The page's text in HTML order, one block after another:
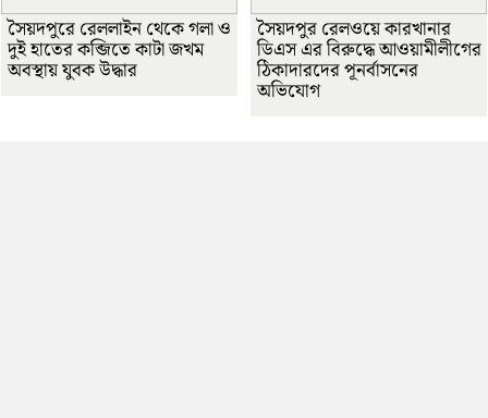
সৈয়দপুরে রেললাইন থেকে গলা ও
দুই হাতের কব্জিতে কাটা জখম
অবস্থায় যুবক উদ্ধার
সৈয়দপুর রেলওয়ে কারখানার
ডিএস এর বিরুদ্ধে আওয়ামীলীগের
ঠিকাদারদের পূনর্বাসনের
অভিযোগ